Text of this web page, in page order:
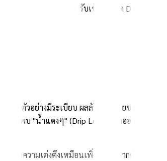
มไม่ถ่ายเท ระบบจะปรับเข้าสู่โหมด Deep
จัดตัวอย่างมีระเบียบ ผลลัพธ์คือช่วยชะลอการ
ไม่พบ "น้ำแดงๆ" (Drip Loss) ไหลออกมา สาร
คงความเต่งตึงเหมือนเพิ่งเด็ดมาจากต้นได้